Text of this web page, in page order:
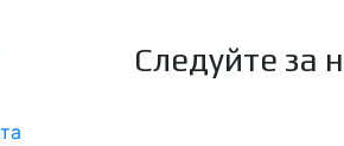
Следуйте за